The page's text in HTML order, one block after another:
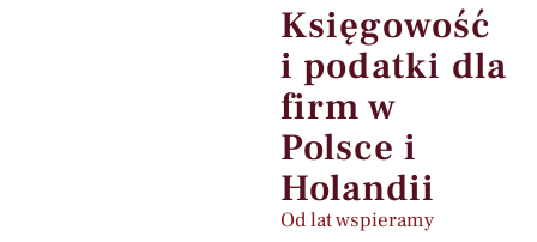
Księgowość
i podatki dla
firm w
Polsce i
Holandii
Od lat wspieramy